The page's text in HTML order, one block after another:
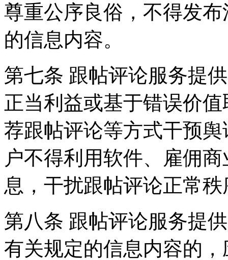
尊重公序良俗，不得发
的信息内容。
第七条 跟帖评论服务提
正当利益或基于错误价
荐跟帖评论等方式干预
户不得利用软件、雇佣
息，干扰跟帖评论正常
第八条 跟帖评论服务提
有关规定的信息内容的